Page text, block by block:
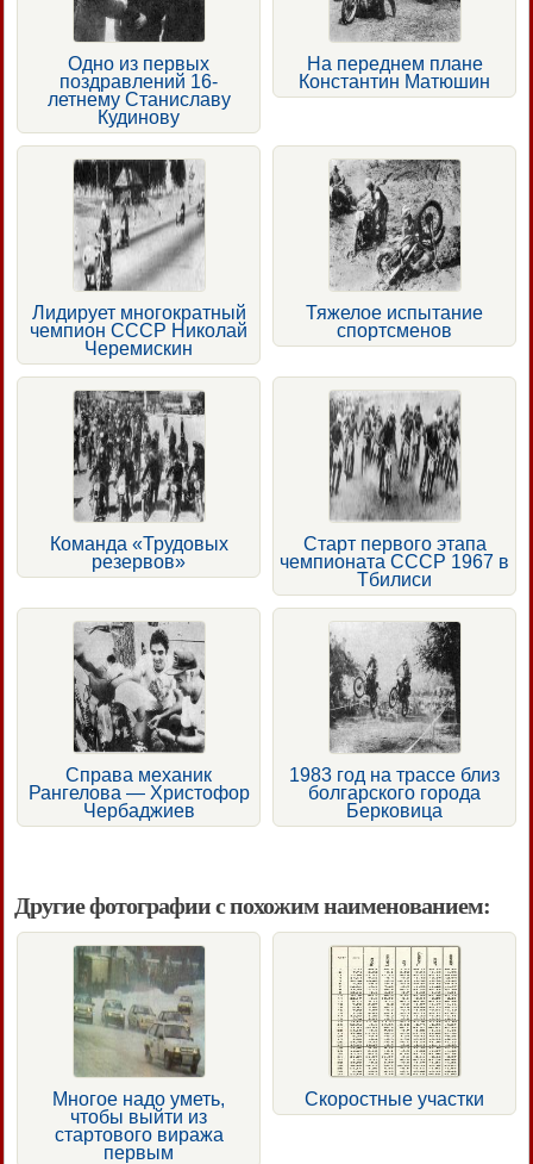
Одно из первых
поздравлений 16-
летнему Станиславу
Кудинову
На переднем плане
Константин Матюшин
Лидирует многократный
чемпион СССР Николай
Черемискин
Тяжелое испытание
спортсменов
Команда «Трудовых
резервов»
Старт первого этапа
чемпионата СССР 1967 в
Тбилиси
Справа механик
Рангелова — Христофор
Чербаджиев
1983 год на трассе близ
болгарского города
Берковица
Другие фотографии с похожим наименованием:
Многое надо уметь,
чтобы выйти из
стартового виража
первым
Скоростные участки